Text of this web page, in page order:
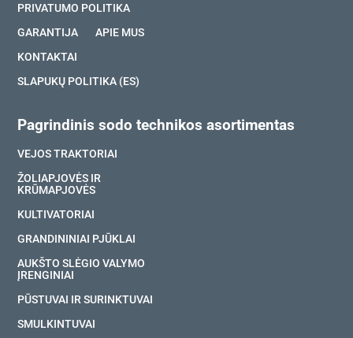
PRIVATUMO POLITIKA
GARANTIJA
APIE MUS
KONTAKTAI
SLAPUKŲ POLITIKA (ES)
Pagrindinis sodo technikos asortimentas
VEJOS TRAKTORIAI
ŽOLIAPJOVĖS IR
KRŪMAPJOVĖS
KULTIVATORIAI
GRANDININIAI PJŪKLAI
AUKŠTO SLĖGIO VALYMO
ĮRENGINIAI
PŪSTUVAI IR SURINKTUVAI
SMULKINTUVAI